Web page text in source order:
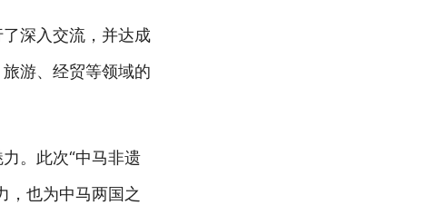
深入交流，并达成
游、经贸等领域的
。此次“中马非遗
，也为中马两国之